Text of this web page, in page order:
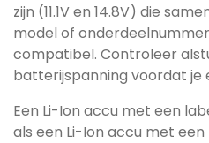
zijn (11.1V en 14.8V) die
model of
compatibel. Controleer
batterijspanning voordat je
Een Li-Ion accu met een
als een Li-Ion accu met een